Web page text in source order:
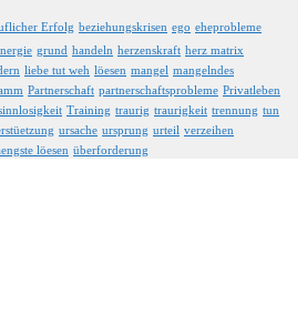
Erfolg beziehungskrisen ego eheprobleme
grund handeln herzenskraft herz matrix
liebe tut weh löesen mangel mangelndes
Partnerschaft partnerschaftsprobleme Privatleben
Training traurig traurigkeit trennung tun
ursache ursprung urteil verzeihen
löesen überforderung